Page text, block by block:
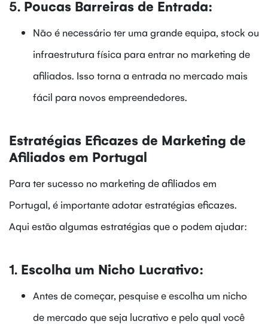
5. Poucas Barreiras de Entrada:
Não é necessário ter uma grande equipa, stock ou
infraestrutura física para entrar no marketing de
afiliados. Isso torna a entrada no mercado mais
fácil para novos empreendedores.
Estratégias Eficazes de Marketing de
Afiliados em Portugal
Para ter sucesso no marketing de afiliados em
Portugal, é importante adotar estratégias eficazes.
Aqui estão algumas estratégias que o podem ajudar:
1. Escolha um Nicho Lucrativo:
Antes de começar, pesquise e escolha um nicho
de mercado que seja lucrativo e pelo qual você